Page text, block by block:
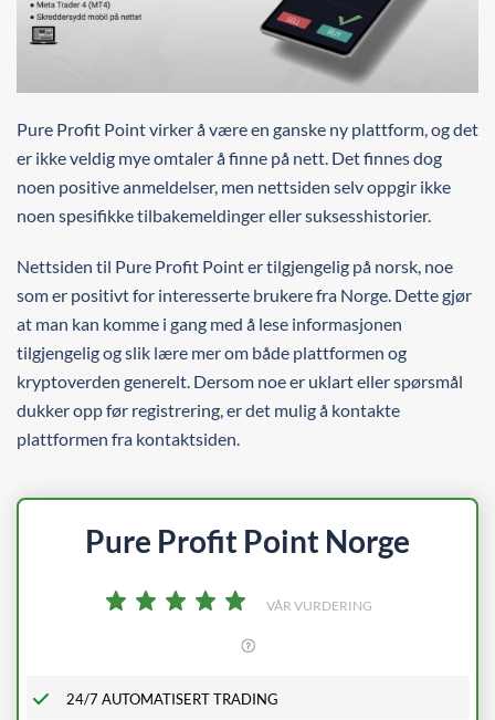
Pure Profit Point virker å være en ganske ny plattform, og det
er ikke veldig mye omtaler å finne på nett. Det finnes dog
noen positive anmeldelser, men nettsiden selv oppgir ikke
noen spesifikke tilbakemeldinger eller suksesshistorier.
Nettsiden til Pure Profit Point er tilgjengelig på norsk, noe
som er positivt for interesserte brukere fra Norge. Dette gjør
at man kan komme i gang med å lese informasjonen
tilgjengelig og slik lære mer om både plattformen og
kryptoverden generelt. Dersom noe er uklart eller spørsmål
dukker opp før registrering, er det mulig å kontakte
plattformen fra kontaktsiden.
Pure Profit Point Norge
VÅR VURDERING
24/7 AUTOMATISERT TRADING